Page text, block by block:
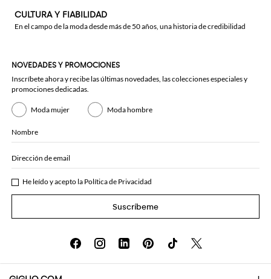
CULTURA Y FIABILIDAD
En el campo de la moda desde más de 50 años, una historia de credibilidad
NOVEDADES Y PROMOCIONES
Inscríbete ahora y recibe las últimas novedades, las colecciones especiales y
promociones dedicadas.
Moda mujer Moda hombre
Nombre
Dirección de email
He leído y acepto la Política de Privacidad
Suscríbeme